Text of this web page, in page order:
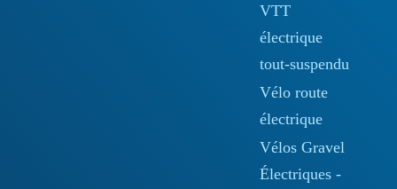
VTT
électrique
tout-suspendu
Vélo route
électrique
Vélos Gravel
Électriques -